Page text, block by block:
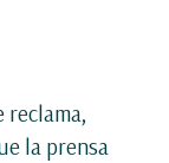
reclama,
la prensa